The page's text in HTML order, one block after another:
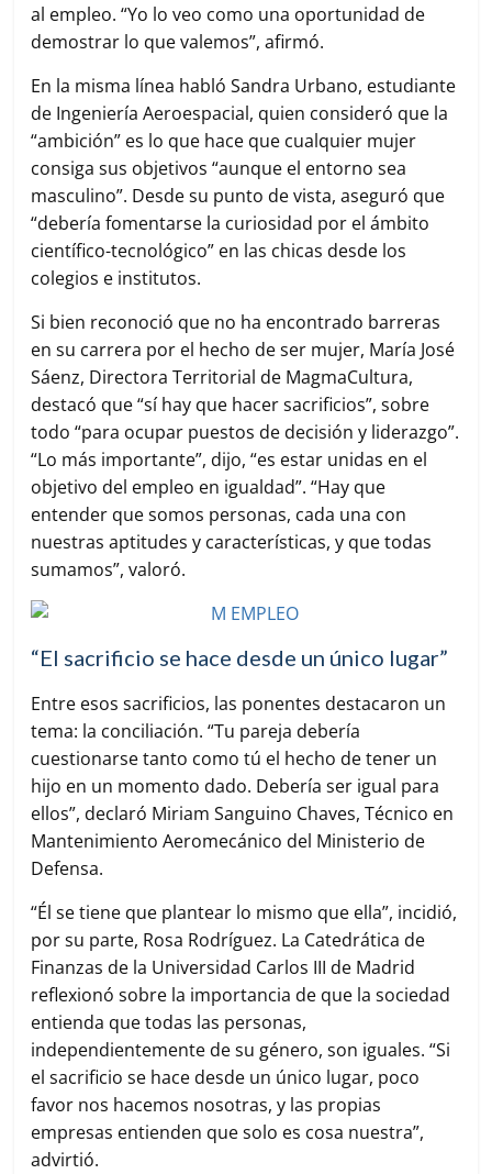
al empleo. “Yo lo veo como una oportunidad de
demostrar lo que valemos”, afirmó.
En la misma línea habló Sandra Urbano, estudiante
de Ingeniería Aeroespacial, quien consideró que la
“ambición” es lo que hace que cualquier mujer
consiga sus objetivos “aunque el entorno sea
masculino”. Desde su punto de vista, aseguró que
“debería fomentarse la curiosidad por el ámbito
científico-tecnológico” en las chicas desde los
colegios e institutos.
Si bien reconoció que no ha encontrado barreras
en su carrera por el hecho de ser mujer, María José
Sáenz, Directora Territorial de MagmaCultura,
destacó que “sí hay que hacer sacrificios”, sobre
todo “para ocupar puestos de decisión y liderazgo”.
“Lo más importante”, dijo, “es estar unidas en el
objetivo del empleo en igualdad”. “Hay que
entender que somos personas, cada una con
nuestras aptitudes y características, y que todas
sumamos”, valoró.
“El sacrificio se hace desde un único lugar”
Entre esos sacrificios, las ponentes destacaron un
tema: la conciliación. “Tu pareja debería
cuestionarse tanto como tú el hecho de tener un
hijo en un momento dado. Debería ser igual para
ellos”, declaró Miriam Sanguino Chaves, Técnico en
Mantenimiento Aeromecánico del Ministerio de
Defensa.
“Él se tiene que plantear lo mismo que ella”, incidió,
por su parte, Rosa Rodríguez. La Catedrática de
Finanzas de la Universidad Carlos III de Madrid
reflexionó sobre la importancia de que la sociedad
entienda que todas las personas,
independientemente de su género, son iguales. “Si
el sacrificio se hace desde un único lugar, poco
favor nos hacemos nosotras, y las propias
empresas entienden que solo es cosa nuestra”,
advirtió.